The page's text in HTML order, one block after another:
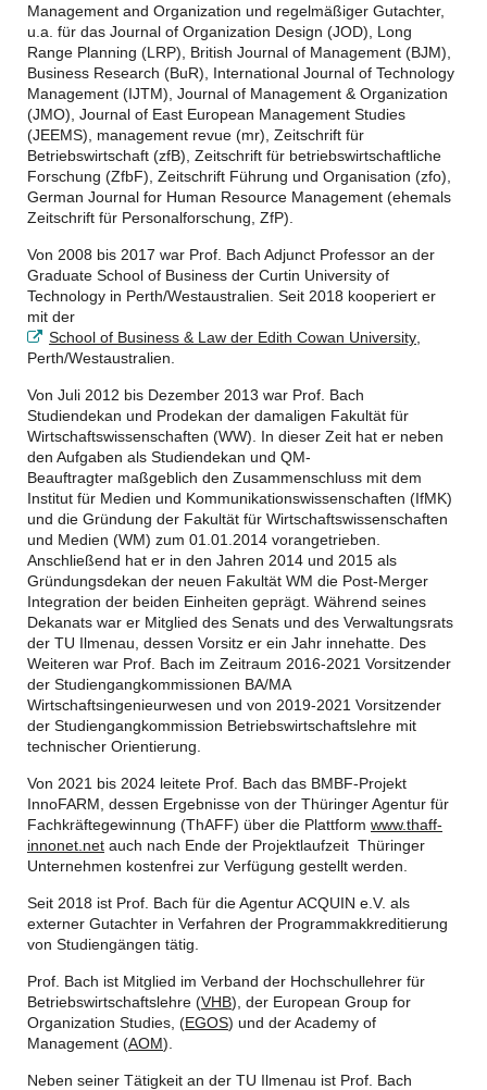
Management and Organization und regelmäßiger Gutachter,
u.a. für das Journal of Organization Design (JOD), Long
Range Planning (LRP), British Journal of Management (BJM),
Business Research (BuR), International Journal of Technology
Management (IJTM), Journal of Management & Organization
(JMO), Journal of East European Management Studies
(JEEMS), management revue (mr), Zeitschrift für
Betriebswirtschaft (zfB), Zeitschrift für betriebswirtschaftliche
Forschung (ZfbF), Zeitschrift Führung und Organisation (zfo),
German Journal for Human Resource Management (ehemals
Zeitschrift für Personalforschung, ZfP).
Von 2008 bis 2017 war Prof. Bach Adjunct Professor an der
Graduate School of Business der Curtin University of
Technology in Perth/Westaustralien. Seit 2018 kooperiert er
mit der
School of Business & Law der Edith Cowan University
Perth/Westaustralien.
Von Juli 2012 bis Dezember 2013 war Prof. Bach
Studiendekan und Prodekan der damaligen Fakultät für
Wirtschaftswissenschaften (WW). In dieser Zeit hat er neben
den Aufgaben als Studiendekan und QM-
Beauftragter maßgeblich den Zusammenschluss mit dem
Institut für Medien und Kommunikationswissenschaften (IfMK)
und die Gründung der Fakultät für Wirtschaftswissenschaften
und Medien (WM) zum 01.01.2014 vorangetrieben.
Anschließend hat er in den Jahren 2014 und 2015 als
Gründungsdekan der neuen Fakultät WM die Post-Merger
Integration der beiden Einheiten geprägt. Während seines
Dekanats war er Mitglied des Senats und des Verwaltungsrats
der TU Ilmenau, dessen Vorsitz er ein Jahr innehatte. Des
Weiteren war Prof. Bach im Zeitraum 2016-2021 Vorsitzender
der Studiengangkommissionen BA/MA
Wirtschaftsingenieurwesen und von 2019-2021 Vorsitzender
der Studiengangkommission Betriebswirtschaftslehre mit
technischer Orientierung.
Von 2021 bis 2024 leitete Prof. Bach das BMBF-Projekt
InnoFARM, dessen Ergebnisse von der Thüringer Agentur für
Fachkräftegewinnung (ThAFF) über die Plattform www.thaff-
innonet.net auch nach Ende der Projektlaufzeit Thüringer
Unternehmen kostenfrei zur Verfügung gestellt werden.
Seit 2018 ist Prof. Bach für die Agentur ACQUIN e.V. als
externer Gutachter in Verfahren der Programmakkreditierung
von Studiengängen tätig.
Prof. Bach ist Mitglied im Verband der Hochschullehrer für
Betriebswirtschaftslehre (VHB), der European Group for
Organization Studies, (EGOS) und der Academy of
Management (AOM).
Neben seiner Tätigkeit an der TU Ilmenau ist Prof. Bach